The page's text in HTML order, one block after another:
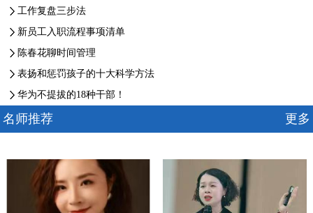
工作复盘三步法
新员工入职流程事项清单
陈春花聊时间管理
表扬和惩罚孩子的十大科学方法
华为不提拔的18种干部！
名师推荐 更多